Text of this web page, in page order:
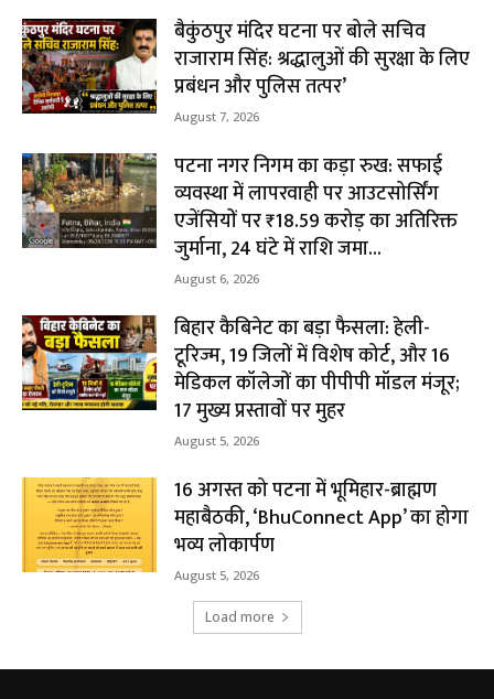
बैकुंठपुर मंदिर घटना पर बोले सचिव
राजाराम सिंह: श्रद्धालुओं की सुरक्षा के लिए
प्रबंधन और पुलिस तत्पर’
August 7, 2026
पटना नगर निगम का कड़ा रुख: सफाई
व्यवस्था में लापरवाही पर आउटसोर्सिंग
एजेंसियों पर ₹18.59 करोड़ का अतिरिक्त
जुर्माना, 24 घंटे में राशि जमा...
August 6, 2026
बिहार कैबिनेट का बड़ा फैसला: हेली-
टूरिज्म, 19 जिलों में विशेष कोर्ट, और 16
मेडिकल कॉलेजों का पीपीपी मॉडल मंजूर;
17 मुख्य प्रस्तावों पर मुहर
August 5, 2026
16 अगस्त को पटना में भूमिहार-ब्राह्मण
महाबैठकी, ‘BhuConnect App’ का होगा
भव्य लोकार्पण
August 5, 2026
Load more